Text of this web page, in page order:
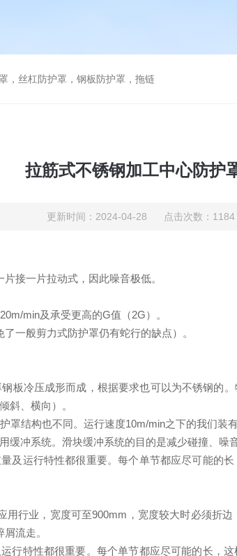
，丝杠防护罩，钢板防护罩，拖链
拉筋式不锈钢加工中心防护
更新时间：2024-04-28 点击次数：1184
接一片拉动式，因此噪音极低。
min及承受更高的G值（2G）。
一般剪力式防护罩仍有蛇行的缺点）。
板冷压成形而成，根据要求也可以为不锈钢的
斜、横向）。
罩结构也不同。运行速度10m/min之下的我们装
冲系统。滑块缓冲系统的目的是减少碰撞、噪
及运行特性都很重要。每个单节都应尽可能的
用行业，宽度可至900mm，宽度较大时必须折
流走。
行特性都很重要。每个单节都应尽可能的长，